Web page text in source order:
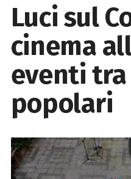
Luci sul
cinema
eventi tra
popolari